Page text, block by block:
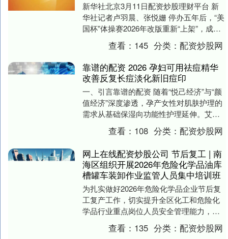
新华社北京3月11日配资炒股理财平台 新
华社记者卢羽晨、张悦姗 停办五年后，“美
国杯”体操赛2026年改版重新“上架”，成为
2028年洛杉矶奥运会体操比赛新增小....
查看： 145 分类：配资炒股网
靠谱的配资 2026 孕妇可用祛痘精华
改善反复长痘淡化新旧痘印
一、引言靠谱的配资 随着“悦己经济”与“颜
值经济”深度渗透，孕产女性对肌肤护理的
需求从基础保湿向功能性护理延伸。艾媒
咨询《2025年中国孕产护肤市场研究报
告》显....查看： 108 分类：配资炒股网
网上在线配资炒股公司 节后复工 | 南
海区组织开展2026年危险化学品油库
槽罐车装卸作业监管人员集中培训班
为扎实做好2026年危险化学品企业节后复
工复产工作，切实提升全区化工和危险化
学品行业重点岗位人员安全管理能力，从
源头上防范生产安全事故，2026年3月，南
海区应....查看： 135 分类：配资炒股网